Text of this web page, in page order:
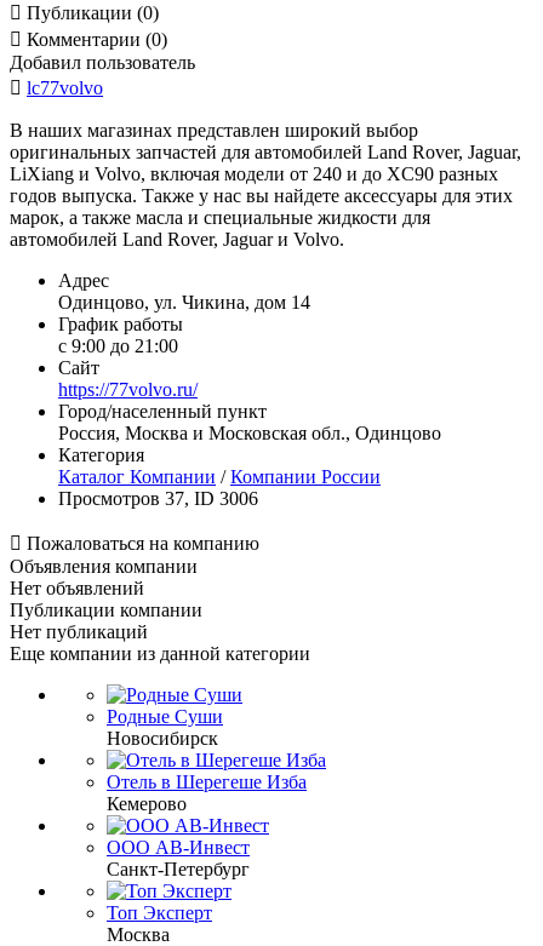
 Публикации (0)
 Комментарии (0)
Добавил пользователь
 lc77volvo
В наших магазинах представлен широкий выбор
оригинальных запчастей для автомобилей Land Rover, Jaguar,
LiXiang и Volvo, включая модели от 240 и до XC90 разных
годов выпуска. Также у нас вы найдете аксессуары для этих
марок, а также масла и специальные жидкости для
автомобилей Land Rover, Jaguar и Volvo.
Адрес
Одинцово, ул. Чикина, дом 14
График работы
с 9:00 до 21:00
Сайт
https://77volvo.ru/
Город/населенный пункт
Россия, Москва и Московская обл., Одинцово
Категория
Каталог Компании /Компании России
Просмотров 37, ID 3006
 Пожаловаться на компанию
Объявления компании
Нет объявлений
Публикации компании
Нет публикаций
Еще компании из данной категории
Родные Суши
Новосибирск
Отель в Шерегеше Изба
Кемерово
ООО АВ-Инвест
Санкт-Петербург
Топ Эксперт
Москва